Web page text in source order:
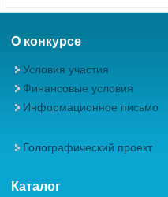
О конкурсе
Условия участия
Финансовые условия
Информационное письмо
Голографический проект
Каталог